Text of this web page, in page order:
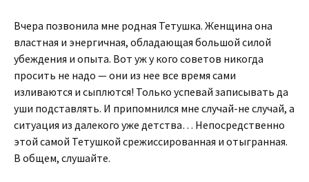
Вчера позвонила мне родная Тетушка. Женщина она
властная и энергичная, обладающая большой силой
убеждения и опыта. Вот уж у кого советов никогда
просить не надо — они из нее все время сами
изливаются и сыплются! Только успевай записывать да
уши подставлять. И припомнился мне случай-не случай, а
ситуация из далекого уже детства… Непосредственно
этой самой Тетушкой срежиссированная и отыгранная.
В общем, слушайте.